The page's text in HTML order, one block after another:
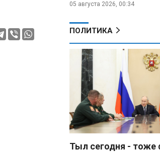
05 августа 2026, 00:34
ПОЛИТИКА
Тыл сегодня - тоже